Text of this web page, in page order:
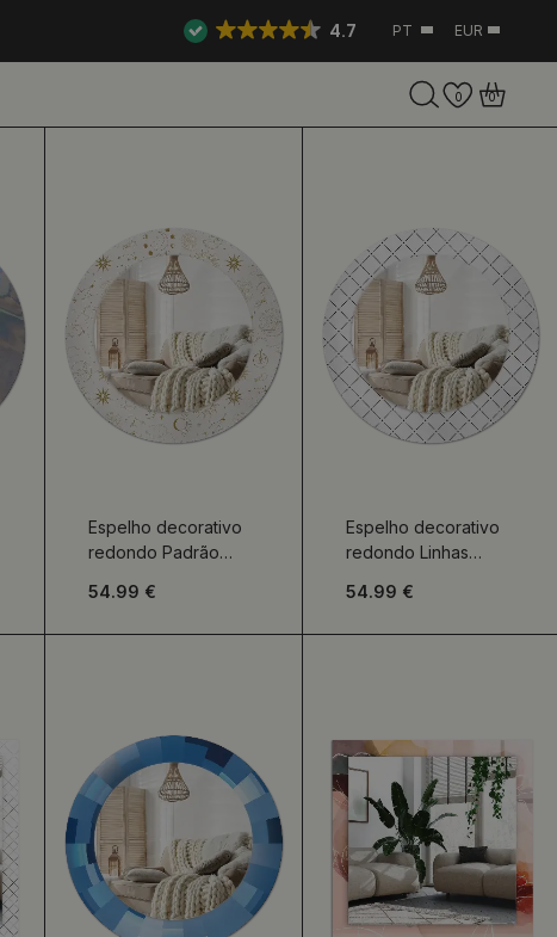
4.7 PT EUR
0 0
Espelho decorativo
redondo Padrão
54.99 €
Espelho decorativo
redondo Linhas
54.99 €